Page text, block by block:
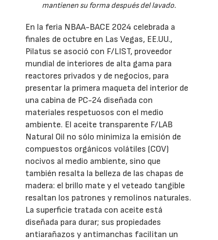
mantienen su forma después del lavado.
En la feria NBAA-BACE 2024 celebrada a
finales de octubre en Las Vegas, EE.UU.,
Pilatus se asoció con F/LIST, proveedor
mundial de interiores de alta gama para
reactores privados y de negocios, para
presentar la primera maqueta del interior de
una cabina de PC-24 diseñada con
materiales respetuosos con el medio
ambiente. El aceite transparente F/LAB
Natural Oil no sólo minimiza la emisión de
compuestos orgánicos volátiles (COV)
nocivos al medio ambiente, sino que
también resalta la belleza de las chapas de
madera: el brillo mate y el veteado tangible
resaltan los patrones y remolinos naturales.
La superficie tratada con aceite está
diseñada para durar; sus propiedades
antiarañazos y antimanchas facilitan un